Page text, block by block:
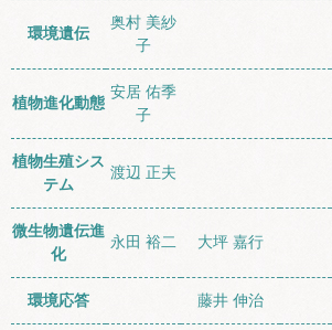
環境遺伝
奥村 美紗
子
植物進化動態
安居 佑季
子
植物生殖シス
テム
渡辺 正夫
微生物遺伝進
化
永田 裕二 大坪 嘉行
環境応答 藤井 伸治